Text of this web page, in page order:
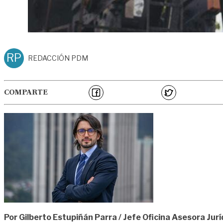
RP REDACCIÓN PDM
COMPARTE
Por Gilberto Estupiñán Parra / Jefe Oficina Asesora